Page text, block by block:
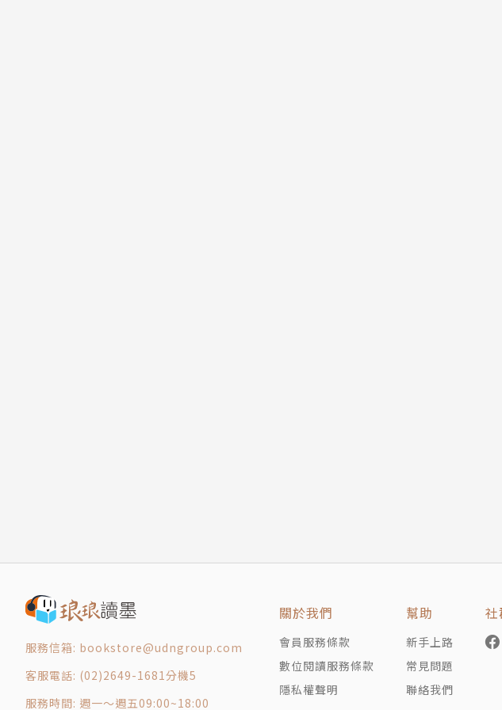
服務信箱: bookstore@udngroup.com
客服電話: (02)2649-1681分機5
服務時間: 週一～週五09:00~18:00
關於我們
會員服務條款
數位閱讀服務條款
隱私權聲明
幫助
新手上路
常見問題
聯絡我們
社